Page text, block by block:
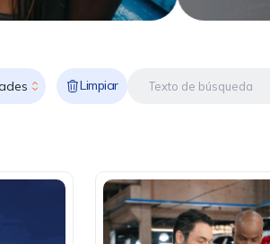
Limpiar